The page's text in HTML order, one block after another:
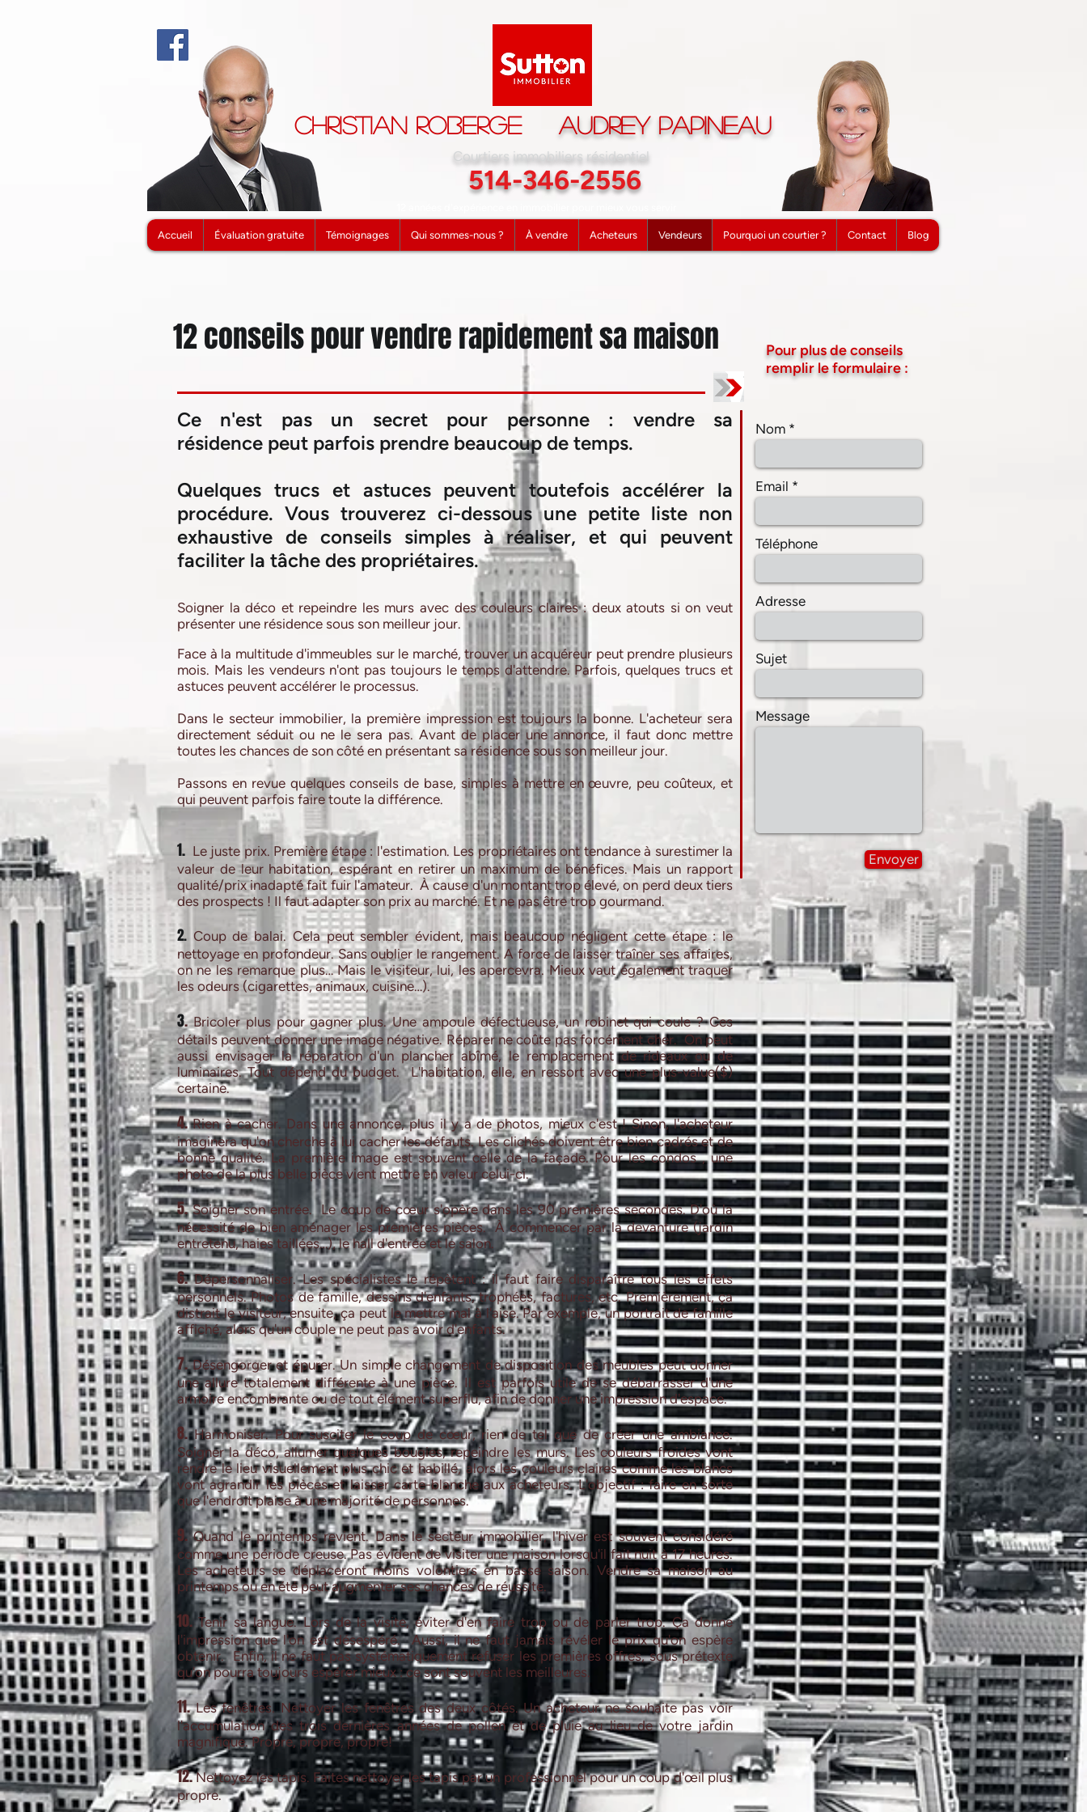
Courtiers immobiliers résidentiel
514-346-2556
Christian Roberge Audrey Papineau
Accueil Évaluation gratuite Témoignages Qui sommes-nous ? À vendre Acheteurs Vendeurs Pourquoi un courtier ? Contact Blog
Ce n'est pas un secret pour personne : vendre sa
résidence peut parfois prendre beaucoup de temps.
Quelques trucs et astuces peuvent toutefois accélérer la
procédure. Vous trouverez ci-dessous une petite liste non
exhaustive de conseils simples à réaliser, et qui peuvent
faciliter la tâche des propriétaires.
Soigner la déco et repeindre les murs avec des couleurs claires : deux atouts si on veut
présenter une résidence sous son meilleur jour.
Face à la multitude d'immeubles sur le marché, trouver un acquéreur peut prendre plusieurs
mois. Mais les vendeurs n'ont pas toujours le temps d'attendre. Parfois, quelques trucs et
astuces peuvent accélérer le processus.
Dans le secteur immobilier, la première impression est toujours la bonne. L'acheteur sera
directement séduit ou ne le sera pas. Avant de placer une annonce, il faut donc mettre
toutes les chances de son côté en présentant sa résidence sous son meilleur jour.
Passons en revue quelques conseils de base, simples à mettre en œuvre, peu coûteux, et
qui peuvent parfois faire toute la différence.
1. Le juste prix. Première étape : l'estimation. Les propriétaires ont tendance à surestimer la
valeur de leur habitation, espérant en retirer un maximum de bénéfices. Mais un rapport
qualité/prix inadapté fait fuir l'amateur. À cause d'un montant trop élevé, on perd deux tiers
des prospects ! Il faut adapter son prix au marché. Et ne pas être trop gourmand.
2. Coup de balai. Cela peut sembler évident, mais beaucoup négligent cette étape : le
nettoyage en profondeur. Sans oublier le rangement. A force de laisser traîner ses affaires,
on ne les remarque plus… Mais le visiteur, lui, les apercevra. Mieux vaut également traquer
les odeurs (cigarettes, animaux, cuisine…).
3.Bricoler plus pour gagner plus. Une ampoule défectueuse, un robinet qui coule ? Ces
détails peuvent donner une image négative. Réparer ne coûte pas forcément cher. On peut
aussi envisager la réparation d'un plancher abîmé, le remplacement de rideaux ou de
luminaires. Tout dépend du budget. L'habitation, elle, en ressort avec une plus-value($)
certaine.
4.Rien à cacher. Dans une annonce, plus il y a de photos, mieux c'est ! Sinon, l'acheteur
imaginera qu'on cherche à lui cacher les défauts. Les clichés doivent être bien cadrés et de
bonne qualité. La première image est souvent celle de la façade. Pour les condos , une
photo de la plus belle pièce vient mettre en valeur celui-ci.
5.Soigner son entrée. Le coup de cœur s'opère dans les 90 premières secondes. D'où la
nécessité de bien aménager les premières pièces. À commencer par la devanture (jardin
entretenu, haies taillées…), le hall d'entrée et le salon.
6.Dépersonnaliser. Les spécialistes le répètent : il faut faire disparaître tous les effets
personnels. Photos de famille, dessins d'enfants, trophées, factures, etc. Premièrement, ça
distrait le visiteur, ensuite, ça peut le mettre mal à l'aise. Par exemple, un portrait de famille
affiché, alors qu'un couple ne peut pas avoir d'enfants.
7.Désengorger et épurer. Un simple changement de disposition des meubles peut donner
une allure totalement différente à une pièce. Il est parfois utile de se débarrasser d'une
armoire encombrante ou de tout élément superflu, afin de donner une impression d'espace.
8.Harmoniser. Pour susciter le coup de cœur, rien de tel que de créer une ambiance.
Soigner la déco, allumer quelques bougies, repeindre les murs. Les couleurs froides vont
rendre le lieu visuellement plus chic et habillé, alors les couleurs claires comme les blancs
vont agrandir les pièces et laisser carte-blanche aux acheteurs. L'objectif : faire en sorte
que l'endroit plaise à une majorité de personnes.
9.Quand le printemps revient. Dans le secteur immobilier, l'hiver est souvent considéré
comme une période creuse. Pas évident de visiter une maison lorsqu'il fait nuit à 17 heures.
Les acheteurs se déplaceront moins volontiers en basse saison. Vendre sa maison au
printemps ou en été peut augmenter ses chances de réussite.
10.Tenir sa langue. Lors de la visite, éviter d'en faire trop ou de parler trop. Ça donne
l'impression que l'on est désespéré. Aussi, il ne faut jamais révéler le prix qu'on espère
obtenir. Enfin, il ne faut pas systématiquement refuser les premières offres, sous prétexte
qu'on pourra toujours espérer mieux : ce sont souvent les meilleures.
11.Les fenêtres. Nettoyer les fenêtres des deux côtés. Un acheteur ne souhaite pas voir
l'accumulation des trois dernières années de pollen et de pluie au lieu de votre jardin
magnifique. Propre, propre, propre!
12.Nettoyez les tapis. Faites nettoyer les tapis par un professionnel pour un coup d'œil plus
propre.
12 conseils pour vendre rapidement sa maison
Pour plus de conseils
remplir le formulaire :
Nom
Email
Téléphone
Adresse
Sujet
Message
Envoyer